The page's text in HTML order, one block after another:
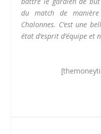
du match de
Chalonnes. C’est une
état d’esprit d’équipe et